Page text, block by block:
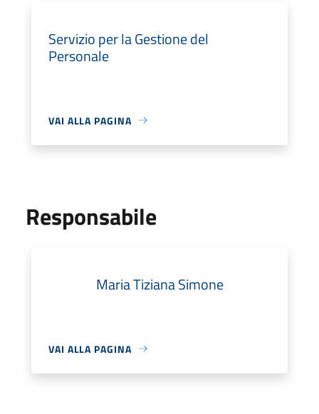
Servizio per la Gestione del
Personale
VAI ALLA PAGINA
Responsabile
Maria Tiziana Simone
VAI ALLA PAGINA